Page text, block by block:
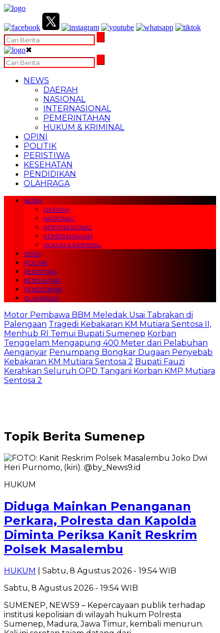
✖
NEWS
DAERAH
NASIONAL
INTERNASIONAL
PEMERINTAHAN
HUKUM & KRIMINAL
OPINI
POLITIK
PERISTIWA
KESEHATAN
PENDIDIKAN
OLAHRAGA
NEWS
DAERAH
NASIONAL
INTERNASIONAL
PEMERINTAHAN
HUKUM & KRIMINAL
OPINI
POLITIK
PERISTIWA
KESEHATAN
PENDIDIKAN
OLAHRAGA
Motor Pembawa BBM Meledak Usai Tabrakan di
Palengaan Tragedi Kebakaran KM Mutiara Sentosa II,
Menhub RI Temui Bupati Sumenep Korban
Tenggelam Mengapung 400 Meter dari Pelabuhan
Aenganyar Penumpang Bongkar Dugaan Penyebab
Kebakaran KM Mutiara Sentosa 2 Bupati Fauzi
Kerahkan Seluruh OPD Tangani Korban KMP Mutiara
Sentosa 2
Topik Berita Sumenep
HUKUM
Diduga Mainkan Penanganan
Perkara, Polresta dan Kapolda
Diminta Periksa Kanit Reskrim
Polsek Masalembu
HUKUM
| Sabtu, 8 Agustus 2026 - 19:54 WIB
Sabtu, 8 Agustus 2026 - 19:54 WIB
SUMENEP, NEWS9 – Kepercayaan publik terhadap
institusi kepolisian di wilayah hukum Polresta
Sumenep, Madura, Jawa Timur, kembali menurun.